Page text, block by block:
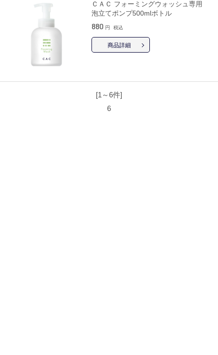
ＣＡＣ フォーミングウォッシュ専用
泡立てポンプ500mlボトル
880 円 税込
商品詳細
[1～6件]
6